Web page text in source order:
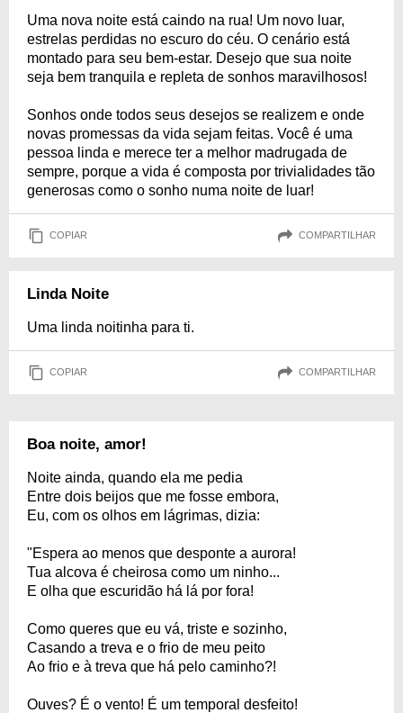
Uma nova noite está caindo na rua! Um novo luar,
estrelas perdidas no escuro do céu. O cenário está
montado para seu bem-estar. Desejo que sua noite
seja bem tranquila e repleta de sonhos maravilhosos!
Sonhos onde todos seus desejos se realizem e onde
novas promessas da vida sejam feitas. Você é uma
pessoa linda e merece ter a melhor madrugada de
sempre, porque a vida é composta por trivialidades tão
generosas como o sonho numa noite de luar!
COPIAR COMPARTILHAR
Linda Noite
Uma linda noitinha para ti.
COPIAR COMPARTILHAR
Boa noite, amor!
Noite ainda, quando ela me pedia
Entre dois beijos que me fosse embora,
Eu, com os olhos em lágrimas, dizia:
"Espera ao menos que desponte a aurora!
Tua alcova é cheirosa como um ninho...
E olha que escuridão há lá por fora!
Como queres que eu vá, triste e sozinho,
Casando a treva e o frio de meu peito
Ao frio e à treva que há pelo caminho?!
Ouves? É o vento! É um temporal desfeito!